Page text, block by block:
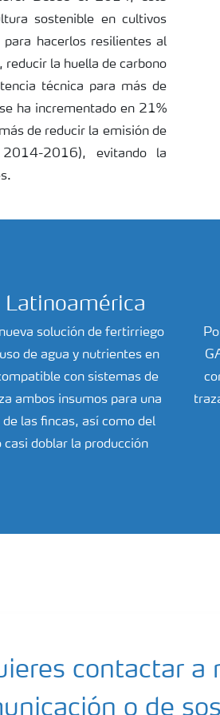
sostenible en cultivos
hacerlos resilientes al
la huella de carbono
técnica para más de
ha incrementado en 21%
de reducir la emisión de
2016), evitando la
solución de fertirriego
de agua y nutrientes en
con sistemas de
ambos insumos para una
las fincas, así como del
doblar la producción
contactar a
o de